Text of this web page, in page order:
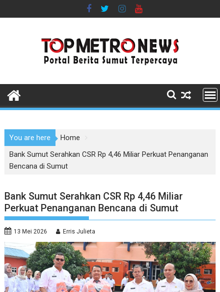
to
You are here
Home
Bank Sumut Serahkan CSR Rp 4,46 Miliar Perkuat Penanganan
Bencana di Sumut
Bank Sumut Serahkan CSR Rp 4,46 Miliar
Perkuat Penanganan Bencana di Sumut
13 Mei 2026 Erris Julieta